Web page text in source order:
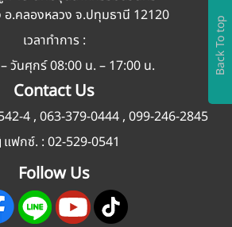
.คลองหลวง จ.ปทุมธานี 12120
เวลาทำการ :
วันศุกร์ 08:00 น. – 17:00 น.
Contact Us
4 , 063-379-0444 , 099-246-2845
แฟกซ์. : 02-529-0541
Follow Us
Back To top